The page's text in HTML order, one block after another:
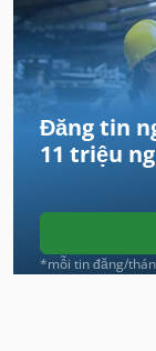
Đăng tin
11 triệu
*mỗi tin đăng/